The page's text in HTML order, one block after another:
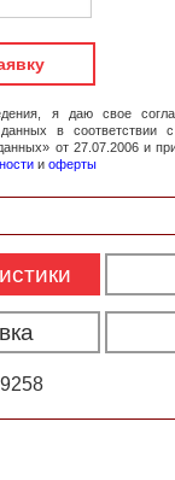
я даю свое
данных в
от 27.07.2006 и
и оферты